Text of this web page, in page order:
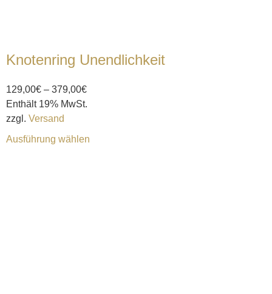
Knotenring Unendlichkeit
129,00€ – 379,00€
Enthält 19% MwSt.
zzgl. Versand
Ausführung wählen